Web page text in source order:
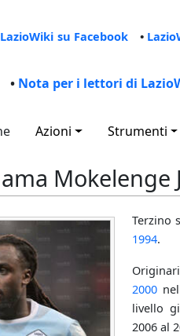
LazioWiki su Facebook •
• Nota per i lettori di
Azioni Strumenti
Mokelenge
Terzino
1994.
2000
livello
2006 al